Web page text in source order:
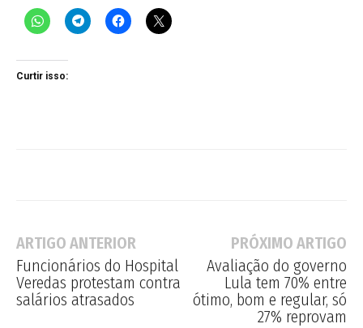
Curtir isso:
ARTIGO ANTERIOR
Funcionários do Hospital
Veredas protestam contra
salários atrasados
PRÓXIMO ARTIGO
Avaliação do governo
Lula tem 70% entre
ótimo, bom e regular, só
27% reprovam